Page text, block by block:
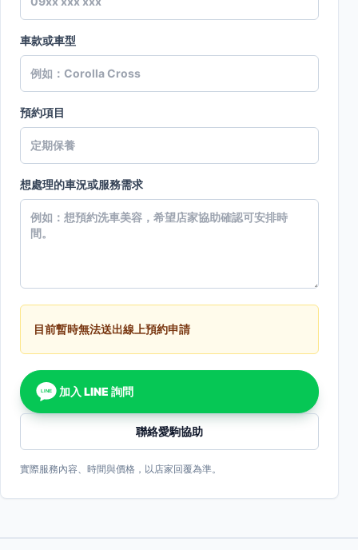
車款或車型
預約項目
想處理的車況或服務需求
目前暫時無法送出線上預約申請
LINE 加入 LINE 詢問
聯絡愛駒協助
實際服務內容、時間與價格，以店家回覆為準。